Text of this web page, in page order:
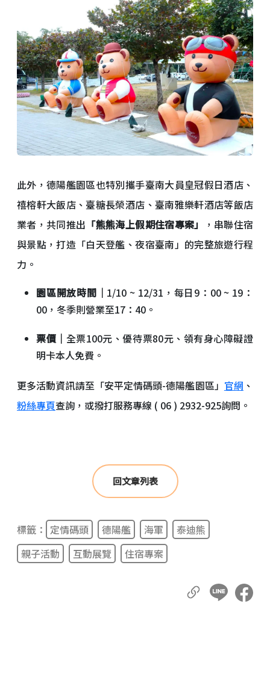
此外，德陽艦園區也特別攜手臺南大員皇冠假日酒店、
禧榕軒大飯店、臺糖長榮酒店、臺南雅樂軒酒店等飯店
業者，共同推出 「熊熊海上假期住宿專案」
，串聯住宿
與景點，打造「白天登艦、夜宿臺南」的完整旅遊行程
力。
園區開放時間｜ 1/10 ~ 12/31，每日9：00 ~ 19：
00，冬季則營業至17：40。
票價｜ 全票100元、優待票80元、領有身心障礙證
明卡本人免費。
更多活動資訊請至「安平定情碼頭-德陽艦園區」 官網 、
粉絲專頁查詢，或撥打服務專線 ( 06 ) 2932-925詢問。
回文章列表
標籤： 定情碼頭 德陽艦 海軍
泰迪熊
親子活動
互動展覽 住宿專案